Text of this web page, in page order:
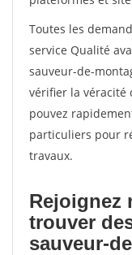
Toutes les
service Qualité
sauveur-de-
vérifier la véracité
pouvez
particuliers pour
travaux.
Rejoignez
trouver
sauveur-